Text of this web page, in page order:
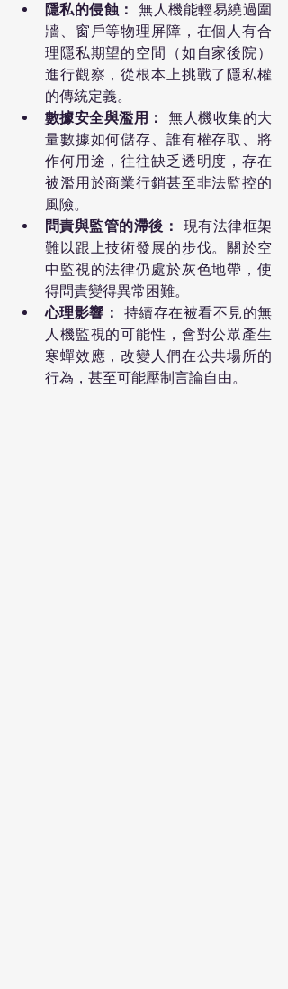
隱私的侵蝕：
無人機能輕易繞過圍
牆、窗戶等物理屏障，在個人有合
理隱私期望的空間（如自家後院）
進行觀察，從根本上挑戰了隱私權
的傳統定義。
數據安全與濫用：
無人機收集的大
量數據如何儲存、誰有權存取、將
作何用途，往往缺乏透明度，存在
被濫用於商業行銷甚至非法監控的
風險。
問責與監管的滯後：
現有法律框架
難以跟上技術發展的步伐。關於空
中監視的法律仍處於灰色地帶，使
得問責變得異常困難。
心理影響：
持續存在被看不見的無
人機監視的可能性，會對公眾產生
寒蟬效應，改變人們在公共場所的
行為，甚至可能壓制言論自由。